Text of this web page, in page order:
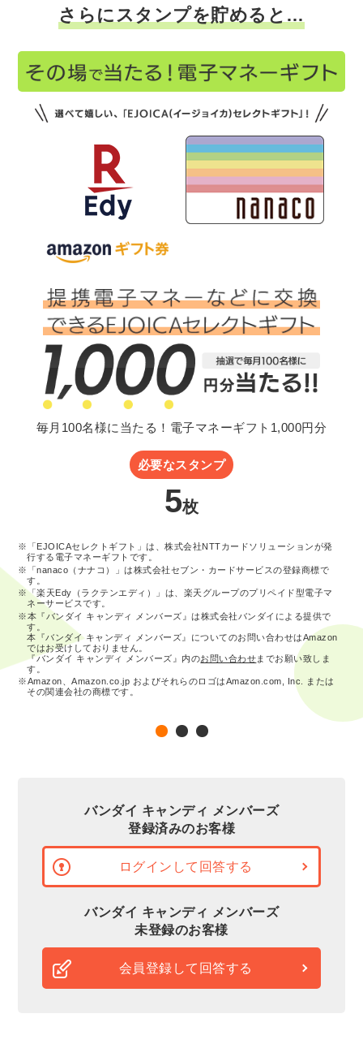
さらにスタンプを貯めると…
毎月100名様に当たる！電子マネーギフト1,000円分
必要なスタンプ
5枚
※「EJOICAセレクトギフト」は、株式会社NTTカードソリューションが発
行する電子マネーギフトです。
※「nanaco（ナナコ）」は株式会社セブン・カードサービスの登録商標で
す。
※「楽天Edy（ラクテンエディ）」は、楽天グループのプリペイド型電子マ
ネーサービスです。
※本『バンダイ キャンディ メンバーズ』は株式会社バンダイによる提供で
す。
本『バンダイ キャンディ メンバーズ』についてのお問い合わせはAmazon
ではお受けしておりません。
『バンダイ キャンディ メンバーズ』内のお問い合わせまでお願い致しま
す。
※Amazon、Amazon.co.jp およびそれらのロゴはAmazon.com, Inc. または
その関連会社の商標です。
バンダイ キャンディ メンバーズ
登録済みのお客様
ログインして回答する
バンダイ キャンディ メンバーズ
未登録のお客様
会員登録して回答する